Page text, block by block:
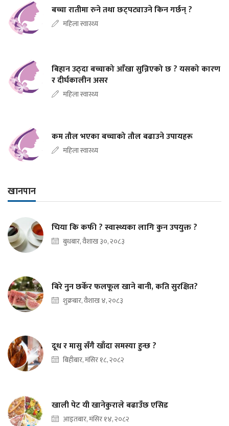
बच्चा रातीमा रुने तथा छट्पट्याउने किन गर्छन् ?
महिला स्वास्थ्य
बिहान उठ्दा बच्चाको आँखा सुन्निएको छ ? यसको कारण
र दीर्घकालीन असर
महिला स्वास्थ्य
कम तौल भएका बच्चाको तौल बढाउने उपायहरू
महिला स्वास्थ्य
खानपान
चिया कि कफी ? स्वास्थ्यका लागि कुन उपयुक्त ?
बुधबार, वैशाख ३०, २०८३
बिरे नुन छर्केर फलफूल खाने बानी, कति सुरक्षित?
शुक्रबार, वैशाख ४, २०८३
दूध र मासु सँगै खाँदा समस्या हुन्छ ?
बिहीबार, मंसिर १८, २०८२
खाली पेट यी खानेकुराले बढाउँछ एसिड
आइतबार, मंसिर १४, २०८२